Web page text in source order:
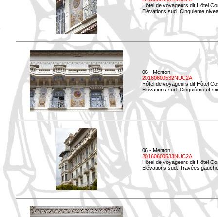
Hôtel de voyageurs dit Hôtel
Elévations sud. Cinquième
06 - Menton
20160600532NUC2A
Hôtel de voyageurs dit Hôtel
Elévations sud. Cinquième et
06 - Menton
20160600533NUC2A
Hôtel de voyageurs dit Hôtel
Elévations sud. Travées